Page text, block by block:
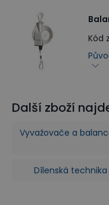
Kód
Další zboží
Vyvažovače a
Dílenská technika